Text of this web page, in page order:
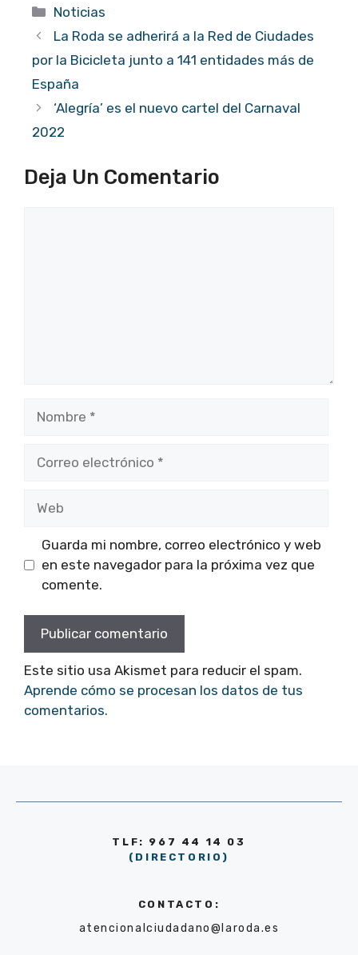
Categorías
Noticias
La Roda se adherirá a la Red de Ciudades
por la Bicicleta junto a 141 entidades más de
España
‘Alegría’ es el nuevo cartel del Carnaval
2022
Deja Un Comentario
electrónico
Guarda mi nombre, correo electrónico y web
en este navegador para la próxima vez que
comente.
Este sitio usa Akismet para reducir el spam.
Aprende cómo se procesan los datos de tus
comentarios.
TLF: 967 44 14 03
(DIRECTORIO)
CONTACTO:
atencionalciudadano@laroda.es